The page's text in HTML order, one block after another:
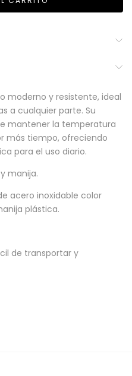
moderno y resistente, ideal
a cualquier parte. Su
mantener la temperatura
más tiempo, ofreciendo
para el uso diario.
manija.
acero inoxidable color
plástica.
de transportar y